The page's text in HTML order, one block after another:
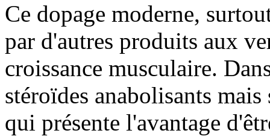
Ce dopage moderne,
par d'autres produits aux
croissance musculaire.
stéroïdes anabolisants
qui présente l'avantage